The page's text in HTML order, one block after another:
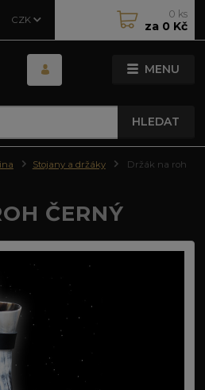
MENU
CZK
HLEDAT
0 ks
za 0 Kč
Stojany a držáky
Držák na roh
ČERNÝ